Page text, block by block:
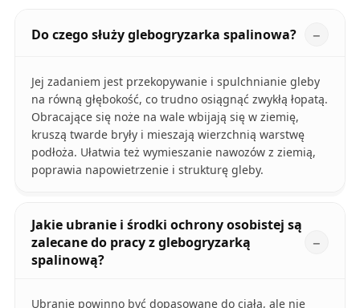
Do czego służy glebogryzarka spalinowa?
Jej zadaniem jest przekopywanie i spulchnianie gleby
na równą głębokość, co trudno osiągnąć zwykłą łopatą.
Obracające się noże na wale wbijają się w ziemię,
kruszą twarde bryły i mieszają wierzchnią warstwę
podłoża. Ułatwia też wymieszanie nawozów z ziemią,
poprawia napowietrzenie i strukturę gleby.
Jakie ubranie i środki ochrony osobistej są
zalecane do pracy z glebogryzarką
spalinową?
Ubranie powinno być dopasowane do ciała, ale nie